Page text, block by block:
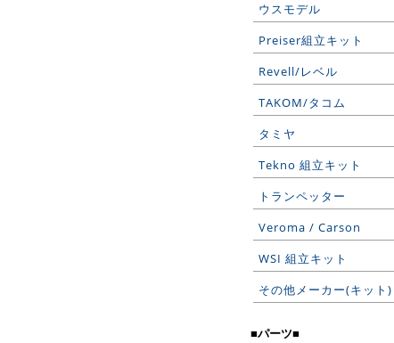
ウスモデル
Preiser組立キット
Revell/レベル
TAKOM/タコム
タミヤ
Tekno 組立キット
トランペッター
Veroma / Carson
WSI 組立キット
その他メーカー(キット)
■パーツ■